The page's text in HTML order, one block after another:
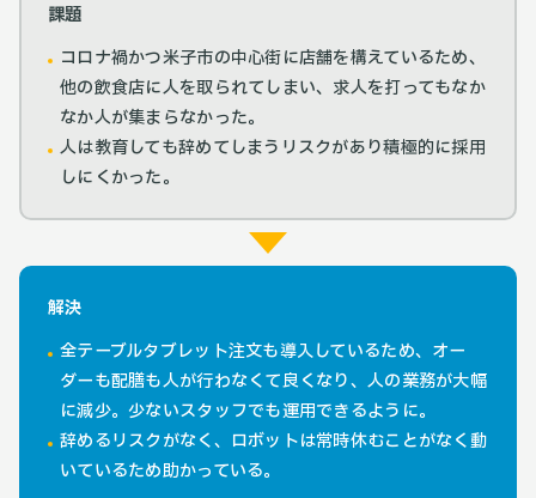
課題
コロナ禍かつ米子市の中心街に店舗を構えているため、
他の飲食店に人を取られてしまい、求人を打ってもなか
なか人が集まらなかった。
人は教育しても辞めてしまうリスクがあり積極的に採用
しにくかった。
解決
全テーブルタブレット注文も導入しているため、オー
ダーも配膳も人が行わなくて良くなり、人の業務が大幅
に減少。少ないスタッフでも運用できるように。
辞めるリスクがなく、ロボットは常時休むことがなく動
いているため助かっている。